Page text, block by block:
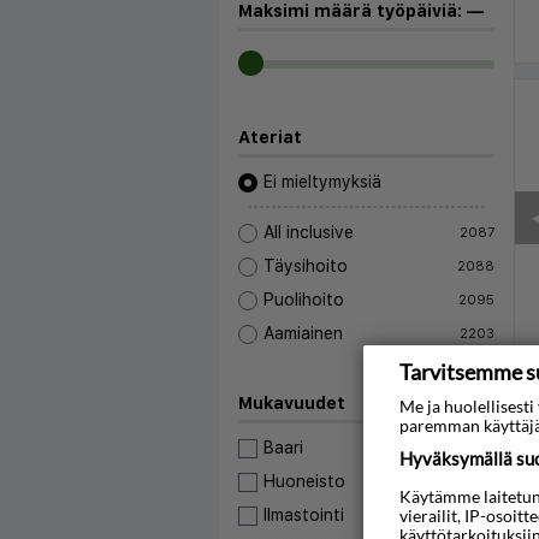
Maksimi määrä työpäiviä: —
Ateriat
Ei mieltymyksiä
All inclusive 2087
Täysihoito 2088
Puolihoito 2095
Aamiainen 2203
Mukavuudet
Baari 16870
Huoneisto
Ilmastointi 11243
Tarvitsemme
Me ja huolellisesti
paremman
Hyväksymällä
Käytämme
vierailit, IP-